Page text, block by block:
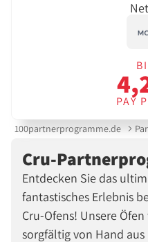
PAY
100partnerprogramme.de
Cru-
Entdecken Sie das
fantastisches Erlebnis
Cru-Ofens! Unsere
sorgfältig von Hand